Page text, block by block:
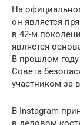
На
он является
в 42-м
является
В прошлом
Совета
участником за
В Instagram